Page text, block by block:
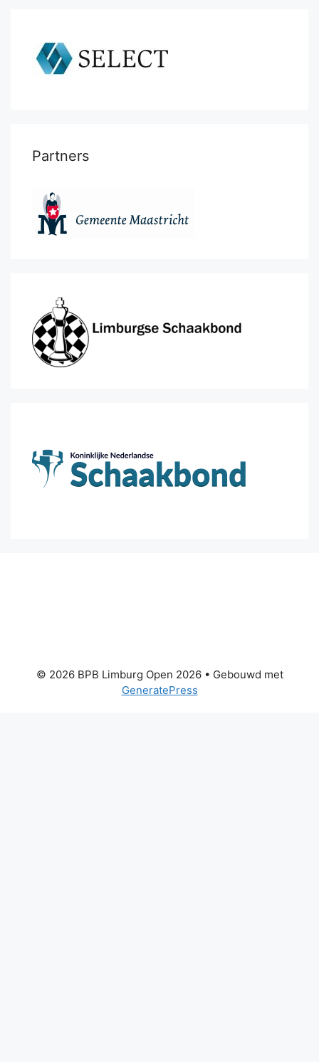
Partners
© 2026 BPB Limburg Open 2026• Gebouwd met
GeneratePress